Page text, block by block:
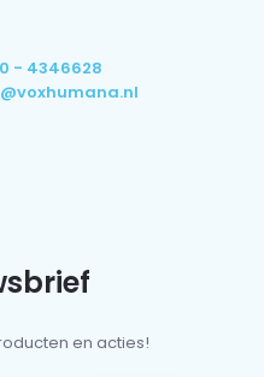
- 4346628
en acties!